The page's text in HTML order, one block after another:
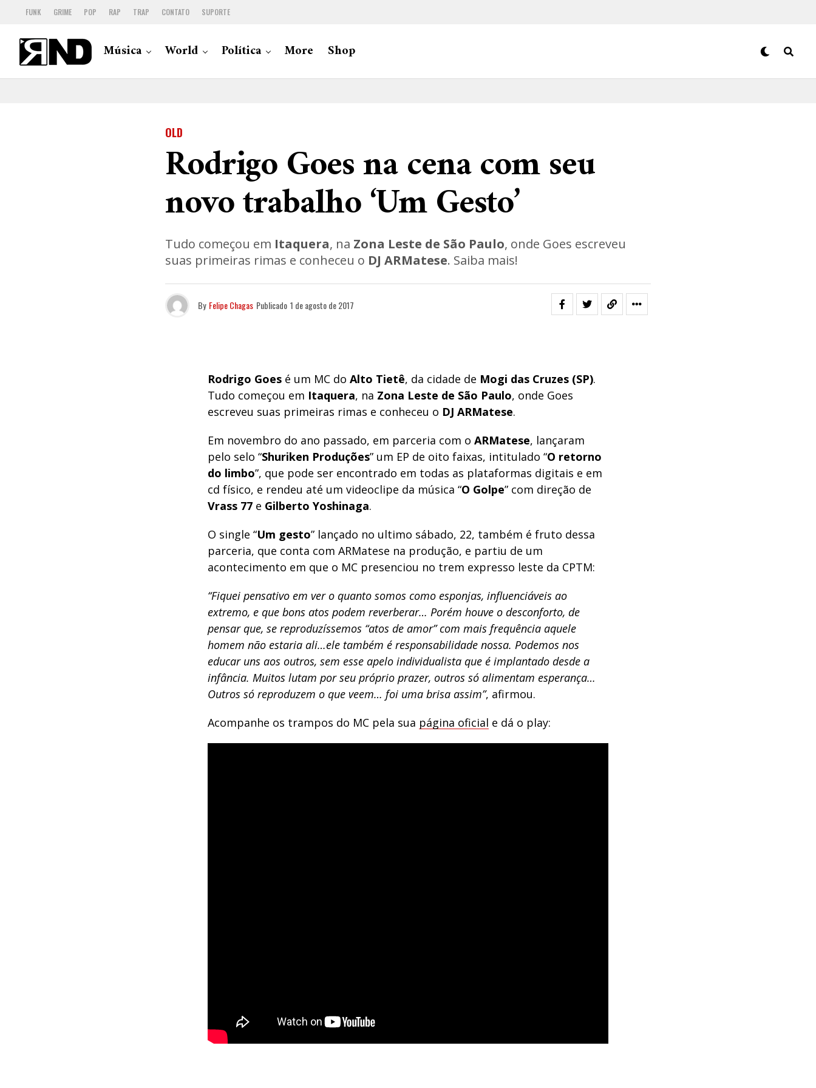
FUNK GRIME POP RAP TRAP CONTATO SUPORTE
Música World Política More Shop
OLD
Rodrigo Goes na cena com seu
novo trabalho ‘Um Gesto’
Tudo começou em Itaquera, na Zona Leste de São Paulo, onde Goes escreveu
suas primeiras rimas e conheceu o DJ ARMatese. Saiba mais!
By Felipe Chagas Publicado 1 de agosto de 2017
Rodrigo Goes é um MC do Alto Tietê, da cidade de Mogi das Cruzes (SP).
Tudo começou em Itaquera, na Zona Leste de São Paulo, onde Goes
escreveu suas primeiras rimas e conheceu o DJ ARMatese.
Em novembro do ano passado, em parceria com o ARMatese, lançaram
pelo selo “Shuriken Produções” um EP de oito faixas, intitulado “O retorno
do limbo”, que pode ser encontrado em todas as plataformas digitais e em
cd físico, e rendeu até um videoclipe da música “O Golpe” com direção de
Vrass 77 e Gilberto Yoshinaga.
O single “Um gesto” lançado no ultimo sábado, 22, também é fruto dessa
parceria, que conta com ARMatese na produção, e partiu de um
acontecimento em que o MC presenciou no trem expresso leste da CPTM:
“Fiquei pensativo em ver o quanto somos como esponjas, influenciáveis ao
extremo, e que bons atos podem reverberar… Porém houve o desconforto, de
pensar que, se reproduzíssemos “atos de amor” com mais frequência aquele
homem não estaria ali…ele também é responsabilidade nossa. Podemos nos
educar uns aos outros, sem esse apelo individualista que é implantado desde a
infância. Muitos lutam por seu próprio prazer, outros só alimentam esperança…
Outros só reproduzem o que veem… foi uma brisa assim”, afirmou.
Acompanhe os trampos do MC pela sua página oficial e dá o play: